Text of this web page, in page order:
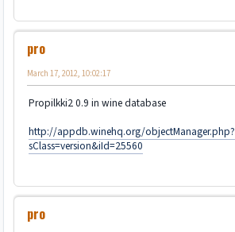
pro
March 17, 2012, 10:02:17
Propilkki2 0.9 in wine database
http://appdb.winehq.org/objectManager.php?
sClass=version&iId=25560
pro